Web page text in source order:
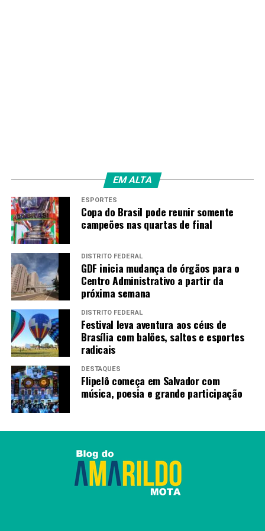
Amarildo Mota
EM ALTA
ESPORTES
Copa do Brasil pode reunir somente
campeões nas quartas de final
DISTRITO FEDERAL
GDF inicia mudança de órgãos para o
Centro Administrativo a partir da
próxima semana
DISTRITO FEDERAL
Festival leva aventura aos céus de
Brasília com balões, saltos e esportes
radicais
DESTAQUES
Flipelô começa em Salvador com
música, poesia e grande participação